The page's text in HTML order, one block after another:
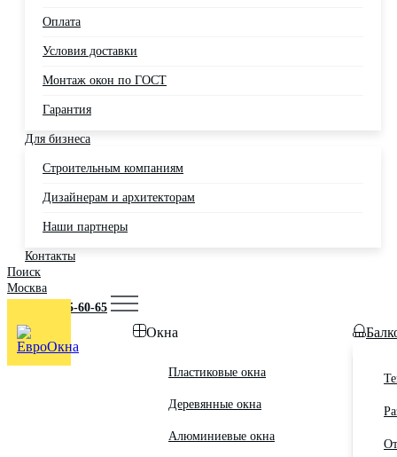
Оплата
Условия доставки
Монтаж окон по ГОСТ
Гарантия
Для бизнеса
Строительным компаниям
Дизайнерам и архитекторам
Наши партнеры
Контакты
Поиск
Москва
+7 (495) 725-60-65
Окна
Пластиковые окна
Деревянные окна
Алюминиевые окна